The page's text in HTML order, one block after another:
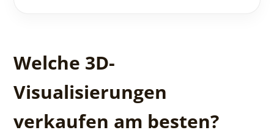
Welche 3D-
Visualisierungen
verkaufen am besten?